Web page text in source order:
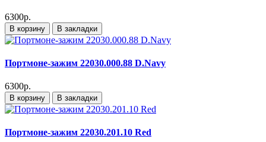
6300р.
В корзину В закладки
Портмоне-зажим 22030.000.88 D.Navy
6300р.
В корзину В закладки
Портмоне-зажим 22030.201.10 Red